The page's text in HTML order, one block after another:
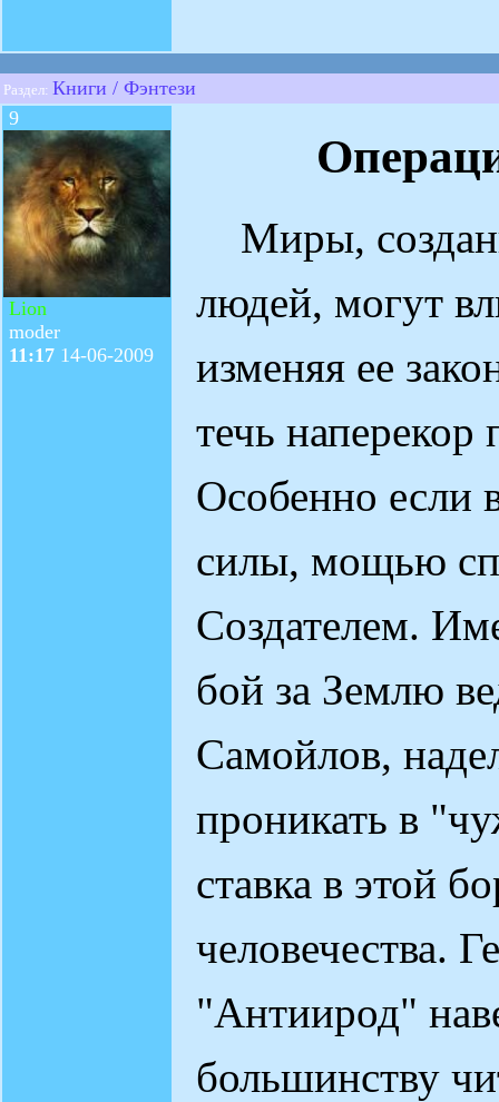
Раздел: Книги / Фэнтези
9
Lion
moder
11:17 14-06-2009
Миры,
людей, могут
изменяя ее
течь
Особенно если
силы, мощью
Создателем.
бой за Землю
Самойлов,
проникать в
ставка в этой
человечества.
"Антиирод"
большинству